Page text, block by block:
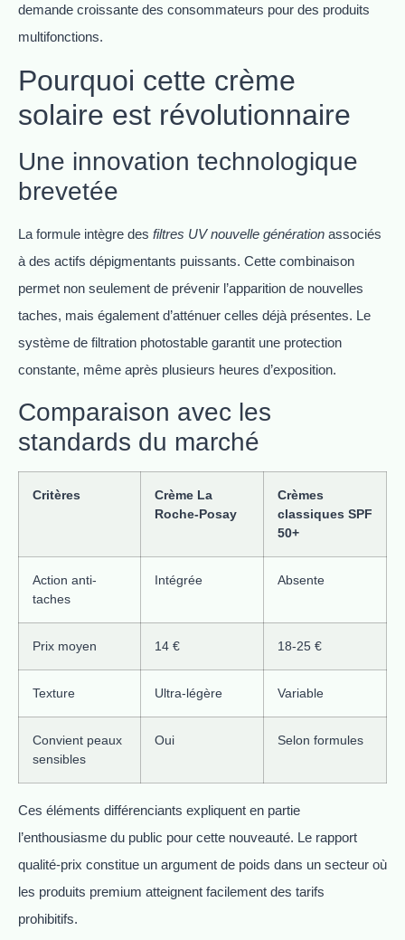
demande croissante des consommateurs pour des produits
multifonctions.
Pourquoi cette crème
solaire est révolutionnaire
Une innovation technologique
brevetée
La formule intègre des filtres UV nouvelle génération associés
à des actifs dépigmentants puissants. Cette combinaison
permet non seulement de prévenir l’apparition de nouvelles
taches, mais également d’atténuer celles déjà présentes. Le
système de filtration photostable garantit une protection
constante, même après plusieurs heures d’exposition.
Comparaison avec les
standards du marché
Critères
Crème La
Roche-Posay
Crèmes
classiques SPF
50+
Action anti-
taches
Intégrée Absente
Prix moyen 14 € 18-25 €
Texture Ultra-légère Variable
Convient peaux
sensibles
Oui Selon formules
Ces éléments différenciants expliquent en partie
l’enthousiasme du public pour cette nouveauté. Le rapport
qualité-prix constitue un argument de poids dans un secteur où
les produits premium atteignent facilement des tarifs
prohibitifs.